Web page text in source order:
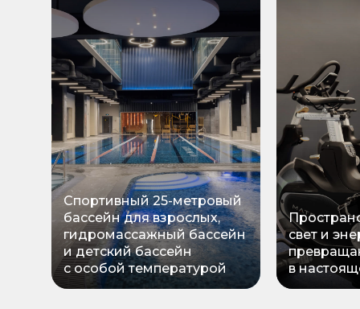
Спортивный 25-метровый
бассейн для взрослых,
гидромассажный бассейн
и детский бассейн
с особой температурой
свет и
в